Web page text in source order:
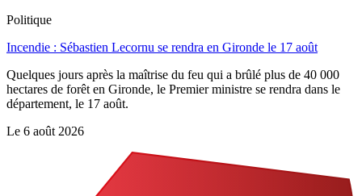
Politique
Incendie : Sébastien Lecornu se rendra en Gironde le 17 août
Quelques jours après la maîtrise du feu qui a brûlé plus de 40 000
hectares de forêt en Gironde, le Premier ministre se rendra dans le
département, le 17 août.
Le 6 août 2026